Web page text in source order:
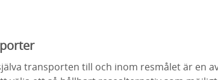
transporten till och inom resmålet är en